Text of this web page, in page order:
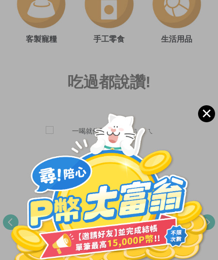
客製寵糧 手工零食 生活用品
吃過都說讚!
✕